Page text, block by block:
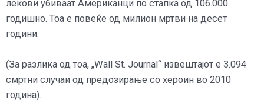
лекови убиваат Американци по стапка од 106.000
годишно. Тоа е повеќе од милион мртви на десет
години.
(За разлика од тоа, „Wall St. Journal“ извештајот е 3.094
смртни случаи од предозирање со хероин во 2010
година).